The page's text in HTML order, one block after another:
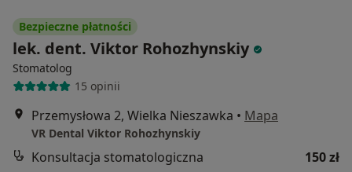
Bezpieczne płatności
lek. dent. Viktor Rohozhynskiy
Stomatolog
15 opinii
Przemysłowa 2, Wielka Nieszawka • Mapa
VR Dental Viktor Rohozhynskiy
Konsultacja stomatologiczna
150 zł